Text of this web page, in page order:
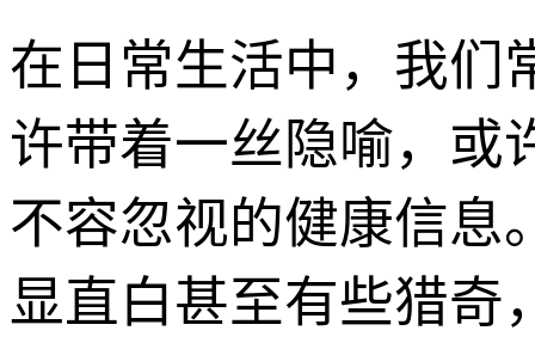
在日常生活中，我们
许带着一丝隐喻，或
不容忽视的健康信息
显直白甚至有些猎奇